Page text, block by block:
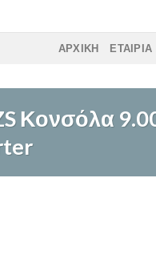
ΑΡΧΙΚΗ ΕΤΑΙΡΊΑ
Κονσόλα